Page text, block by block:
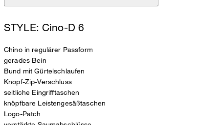
STYLE: Cino-D 6
Chino in regulärer Passform
gerades Bein
Bund mit Gürtelschlaufen
Knopf-Zip-Verschluss
seitliche Eingrifftaschen
knöpfbare Leistengesäßtaschen
Logo-Patch